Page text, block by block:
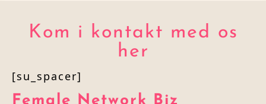
Kom i kontakt med os
her
[su_spacer]
Female Network Biz